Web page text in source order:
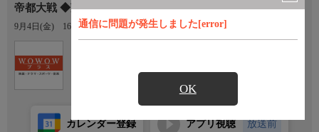
通信に問題が発生しました[error]
OK
帝都大戦 ◆荒俣宏原作×南果歩、加藤雅也ほか
9月4日(金) 16:45〜18:45
カレンダー登録 アプリ視聴 放送前